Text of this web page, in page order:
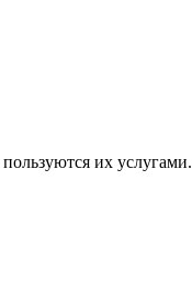
их услугами.